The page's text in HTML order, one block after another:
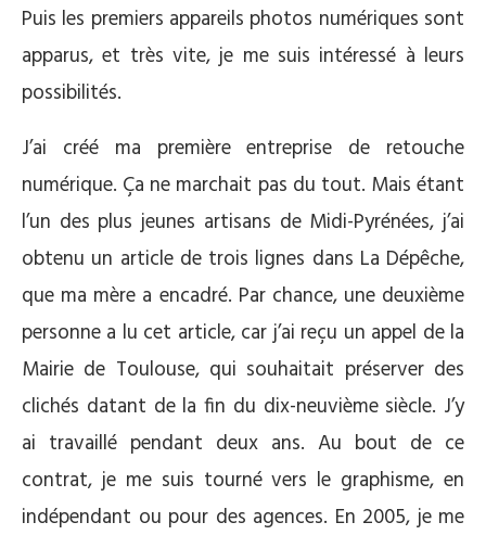
Puis les premiers appareils photos numériques sont
apparus, et très vite, je me suis intéressé à leurs
possibilités.
J’ai créé ma première entreprise de retouche
numérique. Ça ne marchait pas du tout. Mais étant
l’un des plus jeunes artisans de Midi-Pyrénées, j’ai
obtenu un article de trois lignes dans La Dépêche,
que ma mère a encadré. Par chance, une deuxième
personne a lu cet article, car j’ai reçu un appel de la
Mairie de Toulouse, qui souhaitait préserver des
clichés datant de la fin du dix-neuvième siècle. J’y
ai travaillé pendant deux ans. Au bout de ce
contrat, je me suis tourné vers le graphisme, en
indépendant ou pour des agences. En 2005, je me